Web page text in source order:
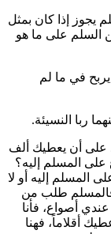
يجوز إذا كان بمثل
السلم على ما هو
في ما لم
ربا النسيئة.
على أن يعطيك ألف
على المسلم إليه؟
المسلم إليه أو لا
فالمسلم طلب من
أصواع، فأنا
أقلاماً، فهنا